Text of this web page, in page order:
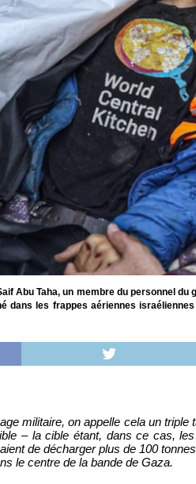
Abu Taha, un membre du personnel du
dans les frappes aériennes
militaire, on appelle cela un
– la cible étant, dans ce cas,
de décharger plus de 100
le centre de la bande de Gaza.